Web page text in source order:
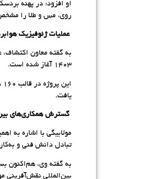
روی، مس و طلا را
عملیات ژئوفیزیک
۱۴۰۳ آغاز شده است.
یافت.
گسترش همکاری‌های
مولابیگی با اشاره به
تبادل دانش فنی و
به گفته وی، هم‌اکنون
بین‌المللی نقش‌آفرینی